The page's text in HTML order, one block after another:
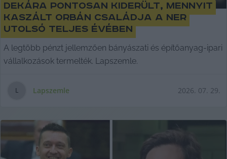
Dekára pontosan kiderült, mennyit
kaszált Orbán családja a NER
utolsó teljes évében
A legtöbb pénzt jellemzően bányászati és építőanyag-ipari
vállalkozások termelték. Lapszemle.
L Lapszemle 2026. 07. 29.